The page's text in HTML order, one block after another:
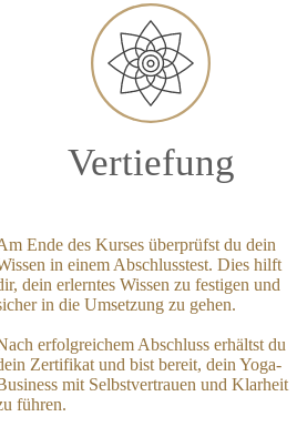
Vertiefung
Ende des Kurses überprüfst du dein
in einem Abschlusstest. Dies hilft
dein erlerntes Wissen zu festigen und
in die Umsetzung zu gehen.
erfolgreichem Abschluss erhältst du
Zertifikat und bist bereit, dein Yoga-
mit Selbstvertrauen und Klarheit
führen.